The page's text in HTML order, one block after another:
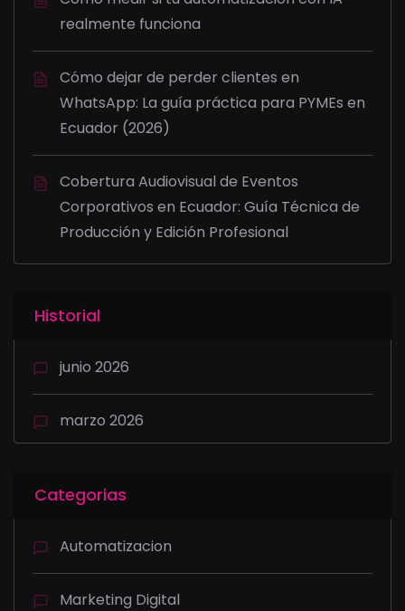
realmente funciona
Cómo dejar de perder clientes en
WhatsApp: La guía práctica para PYMEs en
Ecuador (2026)
Cobertura Audiovisual de Eventos
Corporativos en Ecuador: Guía Técnica de
Producción y Edición Profesional
Historial
junio 2026
marzo 2026
Categorias
Automatizacion
Marketing Digital